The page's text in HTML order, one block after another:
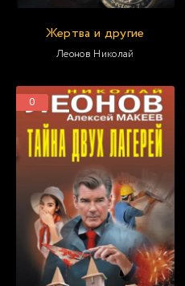
Жертва и другие
Леонов Николай
0